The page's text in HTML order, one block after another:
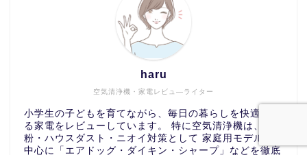
空気清浄機・家電レビュ―ライター
haru
小学生の子どもを育てながら、毎日の暮らしを快適にす
る家電をレビューしています。 特に空気清浄機は、花
粉・ハウスダスト・ニオイ対策として 家庭用モデルを
中心に「エアドッグ・ダイキン・シャープ」などを徹底